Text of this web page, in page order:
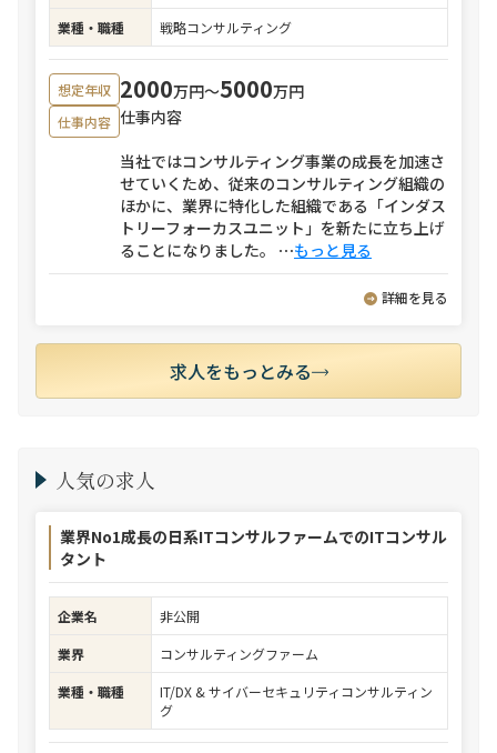
業種・職種
戦略コンサルティング
想定年収 2000万円〜5000万円
仕事内容 仕事内容
当社ではコンサルティング事業の成長を加速さ
せていくため、従来のコンサルティング組織の
ほかに、業界に特化した組織である「インダス
トリーフォーカスユニット」を新たに立ち上げ
ることになりました。 ⋯もっと見る
詳細を見る
求人をもっとみる
人気の求人
業界No1成長の日系ITコンサルファームでのITコンサル
タント
企業名
非公開
業界
コンサルティングファーム
業種・職種
IT/DX & サイバーセキュリティコンサルティン
グ